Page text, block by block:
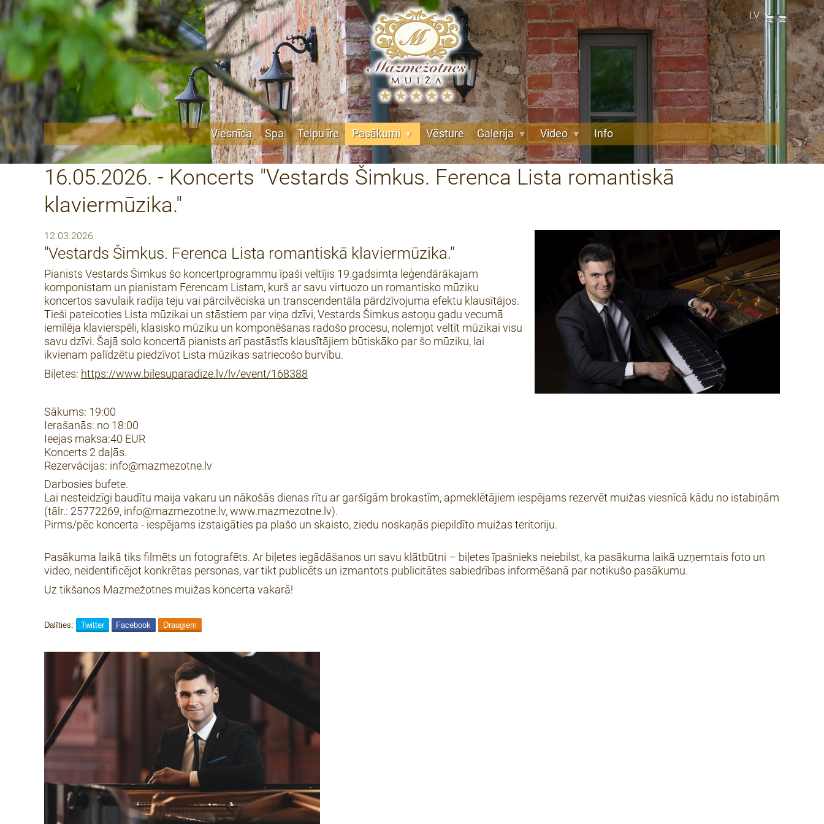
LV
Viesnīca Spa Telpu īre Pasākumi Vēsture Galerija Video Info
16.05.2026. - Koncerts "Vestards Šimkus. Ferenca Lista romantiskā
klaviermūzika."
12.03.2026.
"Vestards Šimkus. Ferenca Lista romantiskā klaviermūzika."
Pianists Vestards Šimkus šo koncertprogrammu īpaši veltījis 19.gadsimta leģendārākajam
komponistam un pianistam Ferencam Listam, kurš ar savu virtuozo un romantisko mūziku
koncertos savulaik radīja teju vai pārcilvēciska un transcendentāla pārdzīvojuma efektu klausītājos.
Tieši pateicoties Lista mūzikai un stāstiem par viņa dzīvi, Vestards Šimkus astoņu gadu vecumā
iemīlēja klavierspēli, klasisko mūziku un komponēšanas radošo procesu, nolemjot veltīt mūzikai visu
savu dzīvi. Šajā solo koncertā pianists arī pastāstīs klausītājiem būtiskāko par šo mūziku, lai
ikvienam palīdzētu piedzīvot Lista mūzikas satriecošo burvību.
Biļetes: https://www.bilesuparadize.lv/lv/event/168388
Sākums: 19:00
Ierašanās: no 18:00
Ieejas maksa:40 EUR
Koncerts 2 daļās.
Rezervācijas: info@mazmezotne.lv
Darbosies bufete.
Lai nesteidzīgi baudītu maija vakaru un nākošās dienas rītu ar garšīgām brokastīm, apmeklētājiem iespējams rezervēt muižas viesnīcā kādu no istabiņām
(tālr.: 25772269, info@mazmezotne.lv, www.mazmezotne.lv).
Pirms/pēc koncerta - iespējams izstaigāties pa plašo un skaisto, ziedu noskaņās piepildīto muižas teritoriju.
Pasākuma laikā tiks filmēts un fotografēts. Ar biļetes iegādāšanos un savu klātbūtni – biļetes īpašnieks neiebilst, ka pasākuma laikā uzņemtais foto un
video, neidentificējot konkrētas personas, var tikt publicēts un izmantots publicitātes sabiedrības informēšanā par notikušo pasākumu.
Uz tikšanos Mazmežotnes muižas koncerta vakarā!
Dalīties: Twitter Facebook Draugiem